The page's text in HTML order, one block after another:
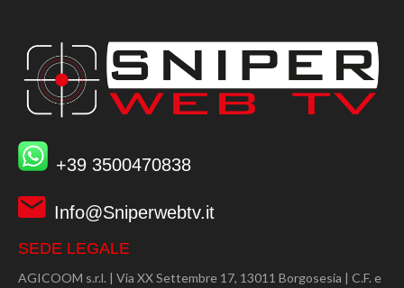
+39 3500470838
Info@Sniperwebtv.it
SEDE LEGALE
AGICOOM s.r.l. | Via XX Settembre 17, 13011 Borgosesia | C.F. e